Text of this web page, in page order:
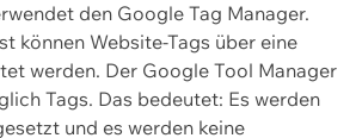
den Google Tag Manager.
können Website-Tags über eine
werden. Der Google Tool Manager
Tags. Das bedeutet: Es werden
und es werden keine